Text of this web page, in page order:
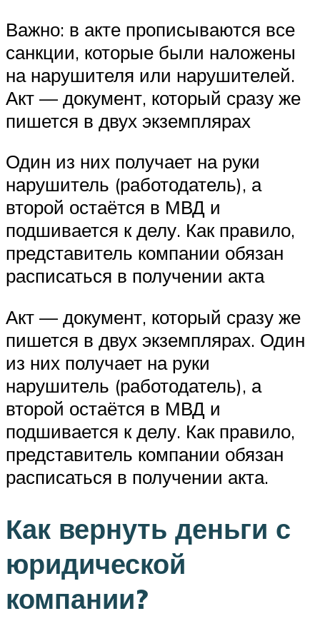
Важно: в акте прописываются все
санкции, которые были наложены
на нарушителя или нарушителей.
Акт — документ, который сразу же
пишется в двух экземплярах
Один из них получает на руки
нарушитель (работодатель), а
второй остаётся в МВД и
подшивается к делу. Как правило,
представитель компании обязан
расписаться в получении акта
Акт — документ, который сразу же
пишется в двух экземплярах. Один
из них получает на руки
нарушитель (работодатель), а
второй остаётся в МВД и
подшивается к делу. Как правило,
представитель компании обязан
расписаться в получении акта.
Как вернуть деньги с
юридической
компании?